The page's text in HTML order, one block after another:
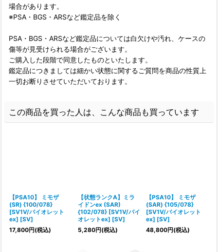
場合があります。
※PSA・BGS・ARSなど鑑定品を除く
PSA・BGS・ARSなど鑑定品については白欠けや汚れ、ケースの
傷等が見受けられる場合がございます。
ご購入した段階で同意したものといたします。
鑑定品につきましては細かい状態に関するご質問を商品の性質上
一切お断りさせていただいております。
この商品を買った人は、こんな商品も買っています
【PSA10】 ミモザ
(SR) {100/078}
[SV1V/バイオレット
ex] [SV]
17,800円(税込)
【状態ランクA】ミラ
イドンex (SAR)
{102/078} [SV1V/バイ
オレットex] [SV]
5,280円(税込)
【PSA10】 ミモザ
(SAR) {105/078}
[SV1V/バイオレット
ex] [SV]
48,800円(税込)